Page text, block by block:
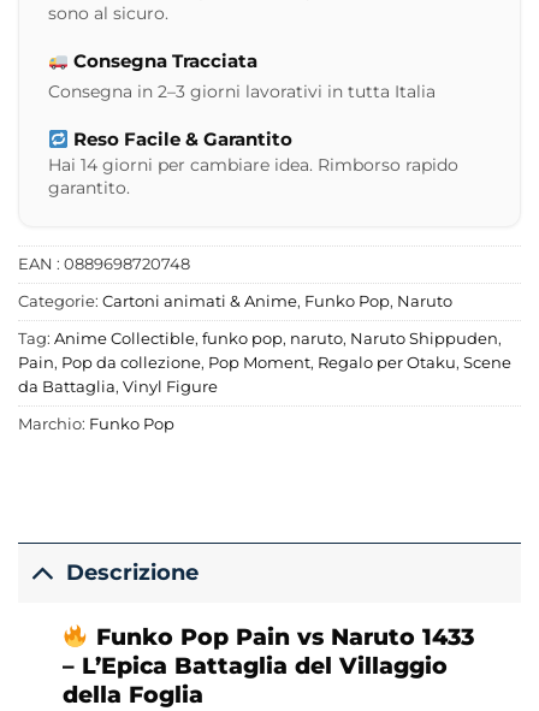
sono al sicuro.
Consegna Tracciata
Consegna in 2–3 giorni lavorativi in tutta Italia
Reso Facile & Garantito
Hai 14 giorni per cambiare idea. Rimborso rapido
garantito.
EAN : 0889698720748
Categorie: Cartoni animati & Anime, Funko Pop, Naruto
Tag: Anime Collectible, funko pop, naruto, Naruto Shippuden,
Pain, Pop da collezione, Pop Moment, Regalo per Otaku, Scene
da Battaglia, Vinyl Figure
Marchio: Funko Pop
Descrizione
Funko Pop Pain vs Naruto 1433
– L’Epica Battaglia del Villaggio
della Foglia